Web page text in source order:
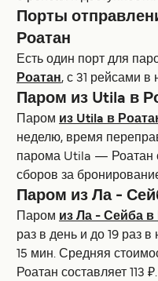
Порты
Роатан
Есть один порт для
Роатан , с 31 рейсами в
Паром из Utila в
Паром из Utila в
неделю, время
парома Utila — Роатан
сборов за
Паром из Ла -
Паром из Ла - Сейба в
раз в день и до 19 раз
15 мин. Средняя
Роатан составляет 113